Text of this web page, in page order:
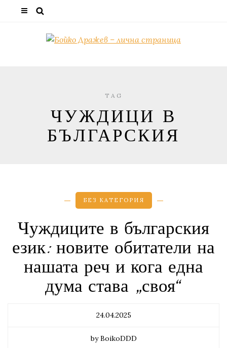
TAG
ЧУЖДИЦИ В
БЪЛГАРСКИЯ
БЕЗ КАТЕГОРИЯ
Чуждиците в българския
език: новите обитатели на
нашата реч и кога една
дума става „своя“
24.04.2025
by BoikoDDD